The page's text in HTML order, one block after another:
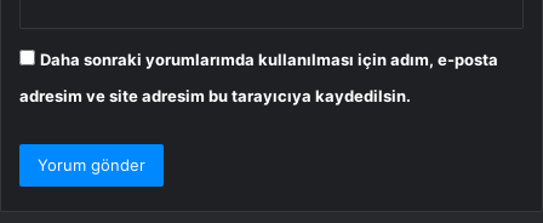
Daha sonraki yorumlarımda kullanılması için adım, e-posta
adresim ve site adresim bu tarayıcıya kaydedilsin.